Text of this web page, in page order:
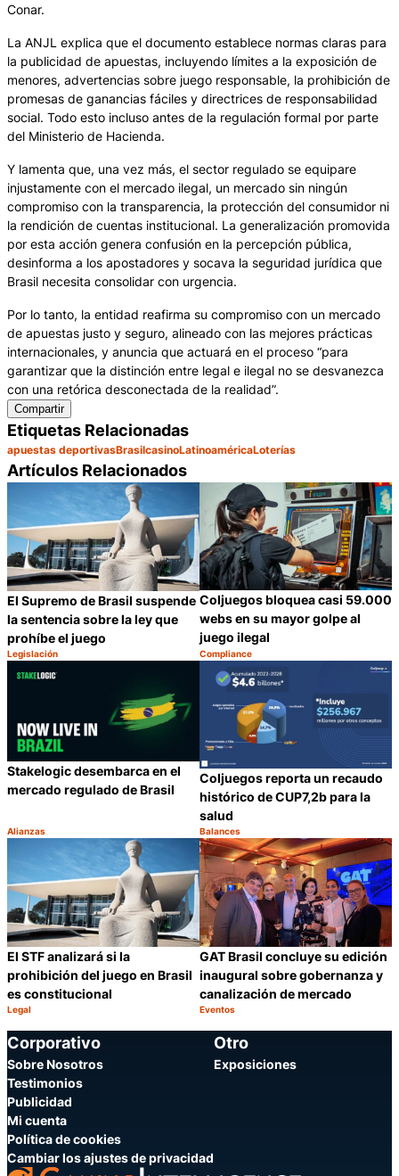
Conar.
La ANJL explica que el documento establece normas claras para
la publicidad de apuestas, incluyendo límites a la exposición de
menores, advertencias sobre juego responsable, la prohibición de
promesas de ganancias fáciles y directrices de responsabilidad
social. Todo esto incluso antes de la regulación formal por parte
del Ministerio de Hacienda.
Y lamenta que, una vez más, el sector regulado se equipare
injustamente con el mercado ilegal, un mercado sin ningún
compromiso con la transparencia, la protección del consumidor ni
la rendición de cuentas institucional. La generalización promovida
por esta acción genera confusión en la percepción pública,
desinforma a los apostadores y socava la seguridad jurídica que
Brasil necesita consolidar con urgencia.
Por lo tanto, la entidad reafirma su compromiso con un mercado
de apuestas justo y seguro, alineado con las mejores prácticas
internacionales, y anuncia que actuará en el proceso “para
garantizar que la distinción entre legal e ilegal no se desvanezca
con una retórica desconectada de la realidad”.
Compartir
Etiquetas Relacionadas
apuestas deportivasBrasilcasinoLatinoaméricaLoterías
Artículos Relacionados
El Supremo de Brasil suspende
la sentencia sobre la ley que
prohíbe el juego
Categoría:
Legislación
Compartir
Coljuegos bloquea casi 59.000
webs en su mayor golpe al
juego ilegal
Categoría:
Compliance
Stakelogic desembarca en el
mercado regulado de Brasil
Categoría:
Alianzas
Compartir
Coljuegos reporta un recaudo
histórico de CUP7,2b para la
salud
Categoría:
Balances
El STF analizará si la
prohibición del juego en Brasil
es constitucional
Categoría:
Legal
GAT Brasil concluye su edición
inaugural sobre gobernanza y
canalización de mercado
Categoría:
Eventos
Corporativo
Sobre Nosotros
Testimonios
Publicidad
Mi cuenta
Política de cookies
Cambiar los ajustes de privacidad
Otro
Exposiciones